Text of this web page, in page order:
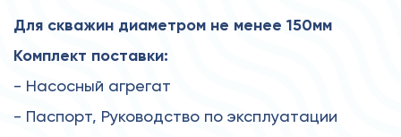
Для скважин диаметром не менее 150мм
Комплект поставки:
- Насосный агрегат
- Паспорт, Руководство по эксплуатации